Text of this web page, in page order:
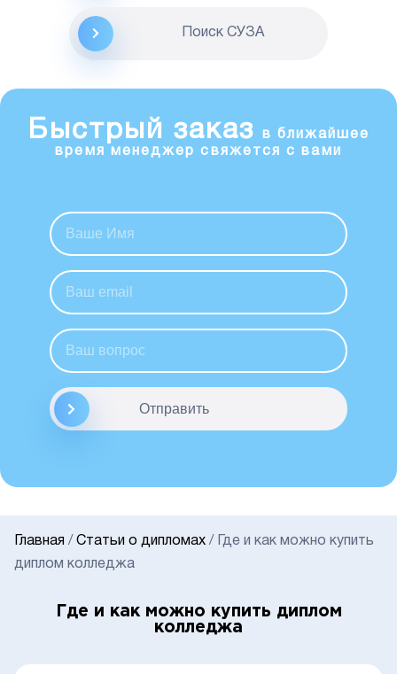
Поиск CУЗА
Быстрый заказ
в ближайшее
время менеджер свяжется с вами
Отправить
Главная / Статьи о дипломах /
Где и как можно купить
диплом колледжа
Где и как можно купить диплом
колледжа